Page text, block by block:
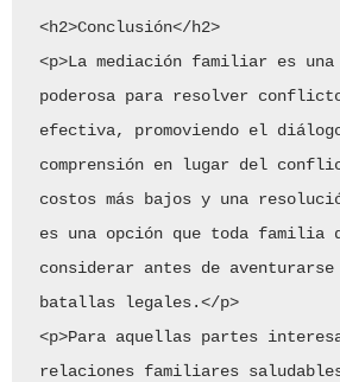
<h2>Conclusión</h2>
<p>La mediación familiar es una
poderosa para resolver
efectiva, promoviendo el
comprensión en lugar del
costos más bajos y una
es una opción que toda familia
considerar antes de
batallas legales.</p>
<p>Para aquellas partes
relaciones familiares